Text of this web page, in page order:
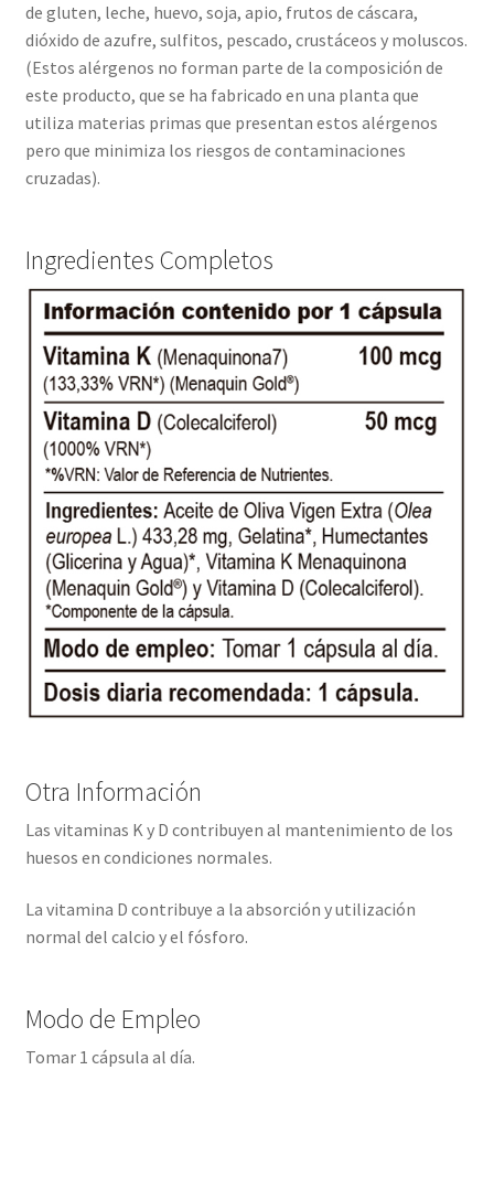
de gluten, leche, huevo, soja, apio, frutos de cáscara,
dióxido de azufre, sulfitos, pescado, crustáceos y moluscos.
(Estos alérgenos no forman parte de la composición de
este producto, que se ha fabricado en una planta que
utiliza materias primas que presentan estos alérgenos
pero que minimiza los riesgos de contaminaciones
cruzadas).
Ingredientes Completos
Otra Información
Las vitaminas K y D contribuyen al mantenimiento de los
huesos en condiciones normales.
La vitamina D contribuye a la absorción y utilización
normal del calcio y el fósforo.
Modo de Empleo
Tomar 1 cápsula al día.